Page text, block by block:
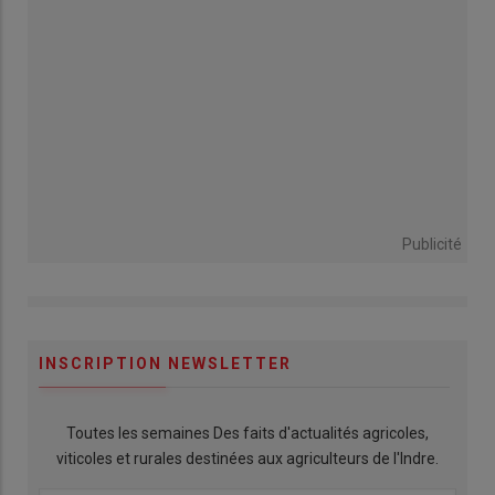
Publicité
INSCRIPTION NEWSLETTER
Toutes les semaines Des faits d'actualités agricoles,
viticoles et rurales destinées aux agriculteurs de l'Indre.